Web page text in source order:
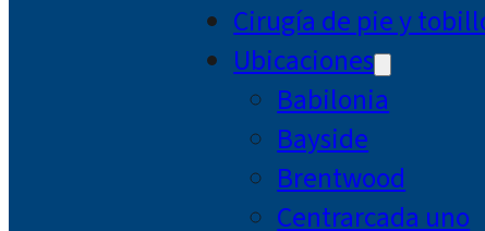
Cirugía de pie y
Ubicaciones
Babilonia
Bayside
Brentwood
Centrarcada uno